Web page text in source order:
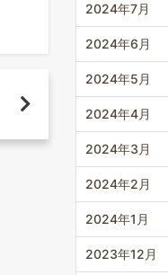
2024年7月
2024年6月
2024年5月
2024年4月
2024年3月
2024年2月
2024年1月
2023年12月